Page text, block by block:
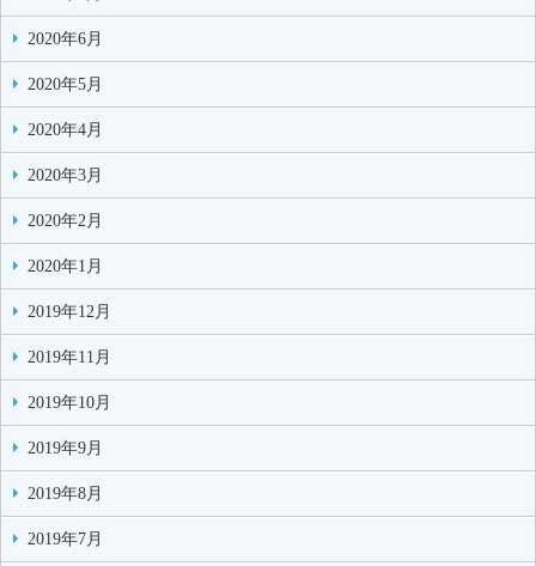
2020年6月
2020年5月
2020年4月
2020年3月
2020年2月
2020年1月
2019年12月
2019年11月
2019年10月
2019年9月
2019年8月
2019年7月